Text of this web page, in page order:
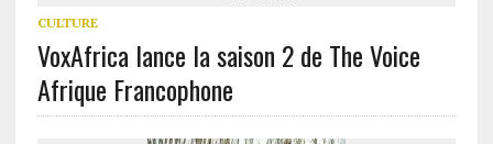
CULTURE
VoxAfrica lance la saison 2 de The Voice
Afrique Francophone